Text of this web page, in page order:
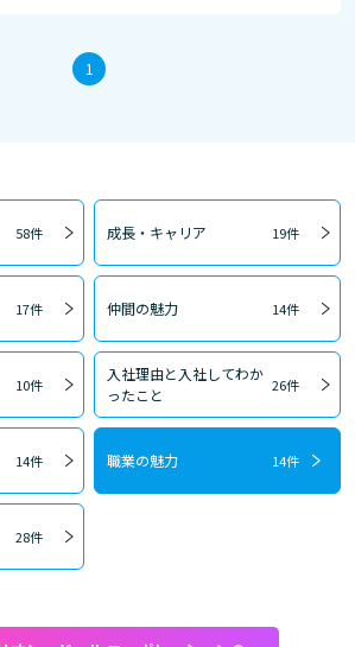
1
58件 成長・キャリア 19件
17件 仲間の魅力 14件
10件
入社理由と入社してわか
ったこと
26件
14件 職業の魅力 14件
28件